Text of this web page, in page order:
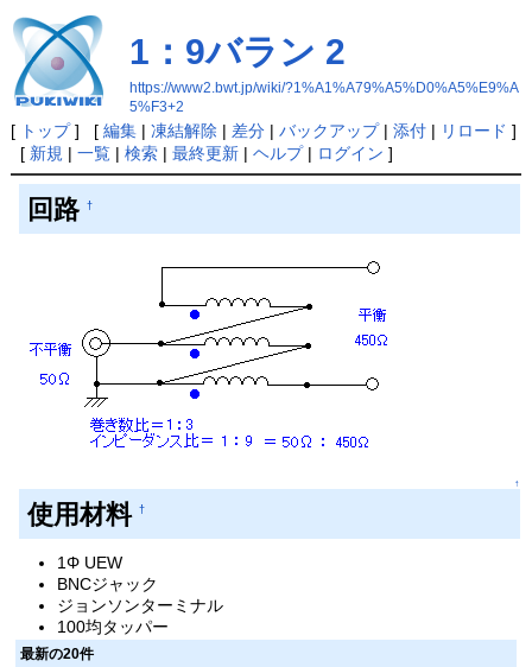
1：9バラン 2
https://www2.bwt.jp/wiki/?1%A1%A79%A5%D0%A5%E9%A
5%F3+2
[ トップ] [ 編集| 凍結解除 | 差分| バックアップ| 添付| リロード ]
[ 新規 | 一覧| 検索| 最終更新| ヘルプ| ログイン ]
回路 †
↑
使用材料 †
1Φ UEW
BNCジャック
ジョンソンターミナル
100均タッパー
最新の20件